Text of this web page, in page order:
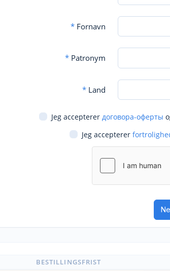
*Fornavn
*Patronym
*Land
Jeg accepterer договора-оферты
Jeg accepterer
BESTILLINGSFRIST